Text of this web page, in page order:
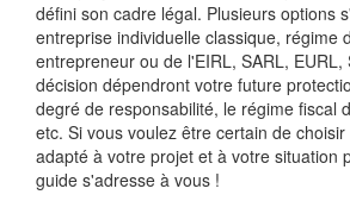
défini son cadre légal. Plusieurs options
entreprise individuelle classique, régime
entrepreneur ou de l'EIRL, SARL, EURL,
décision dépendront votre future
degré de responsabilité, le régime fiscal
etc. Si vous voulez être certain de
adapté à votre projet et à votre situation
guide s'adresse à vous !